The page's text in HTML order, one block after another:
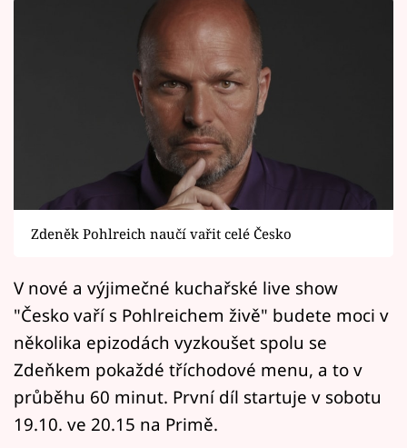
Sledujte prima+
Filmový festival Karlovy Vary
Pořady
Mámy sobě
Přihlášení
Zdeněk Pohlreich naučí vařit celé Česko
V nové a výjimečné kuchařské live show
"Česko vaří s Pohlreichem živě" budete moci v
několika epizodách vyzkoušet spolu se
Zdeňkem pokaždé tříchodové menu, a to v
průběhu 60 minut. První díl startuje v sobotu
19.10. ve 20.15 na Primě.